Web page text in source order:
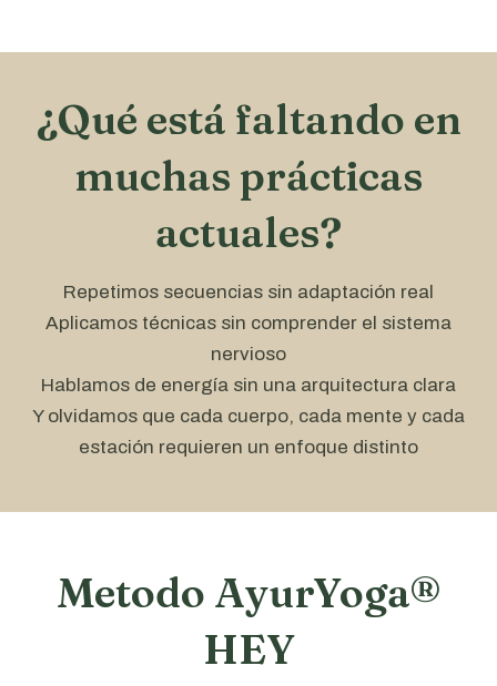
¿Qué está faltando en
muchas prácticas
actuales?
Repetimos secuencias sin adaptación real
Aplicamos técnicas sin comprender el sistema
nervioso
Hablamos de energía sin una arquitectura clara
Y olvidamos que cada cuerpo, cada mente y cada
estación requieren un enfoque distinto
Metodo AyurYoga®
HEY